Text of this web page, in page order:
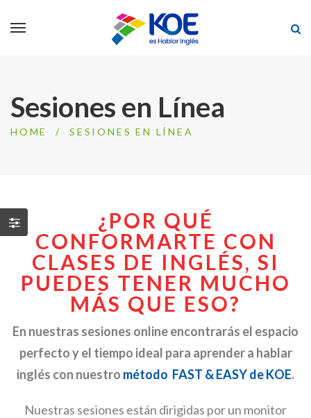
Sesiones en Línea
HOME / SESIONES EN LÍNEA
¿POR QUÉ
CONFORMARTE CON
CLASES DE INGLÉS, SI
PUEDES TENER MUCHO
MÁS QUE ESO?
En nuestras sesiones online encontrarás el espacio
perfecto y el tiempo ideal para aprender a hablar
inglés con nuestro método FAST & EASY de KOE.
Nuestras sesiones están dirigidas por un monitor